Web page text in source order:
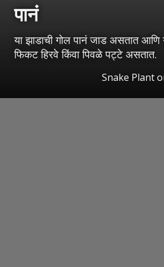
पानं
या झाडाची गोल पानं जाड असतात आणि
फिकट हिरवे किंवा पिवळे पट्टे असतात.
Snake Plant